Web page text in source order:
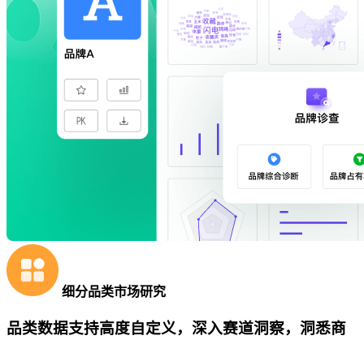
细分品类市场研究
品类数据支持高度自定义，深入赛道洞察，洞悉商